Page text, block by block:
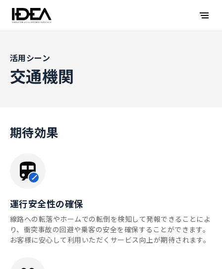
活用シーン
交通機関
期待効果
運行安全性の確保
線路への転落やホームでの転倒を検知して発報できることによ
り、衝突事故の回避や乗客の安全を確保することができます。
お客様に安心して利用いただくサービス向上が期待されます。